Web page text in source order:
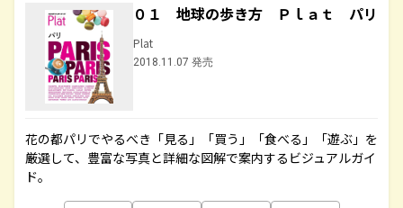
０１ 地球の歩き方 Ｐｌａｔ パリ
Plat
2018.11.07 発売
花の都パリでやるべき「見る」「買う」「食べる」「遊ぶ」を
厳選して、豊富な写真と詳細な図解で案内するビジュアルガイ
ド。